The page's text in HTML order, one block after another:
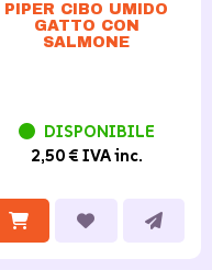
PIPER CIBO UMIDO
GATTO CON
SALMONE
DISPONIBILE
2,50 € IVA inc.